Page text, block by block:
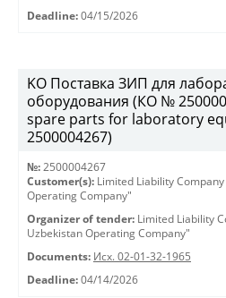
Deadline: 04/15/2026
KO Поставка ЗИП для
оборудования (КО №
spare parts for laboratory
2500004267)
№: 2500004267
Customer(s): Limited Liability
Operating Company"
Organizer of tender: Limited Liability
Uzbekistan Operating Company"
Documents: Исх. 02-01-32-1965
Deadline: 04/14/2026